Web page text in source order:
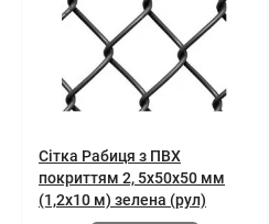
Сітка Рабиця з ПВХ
покриттям 2, 5x50x50 мм
(1,2x10 м) зелена (рул)